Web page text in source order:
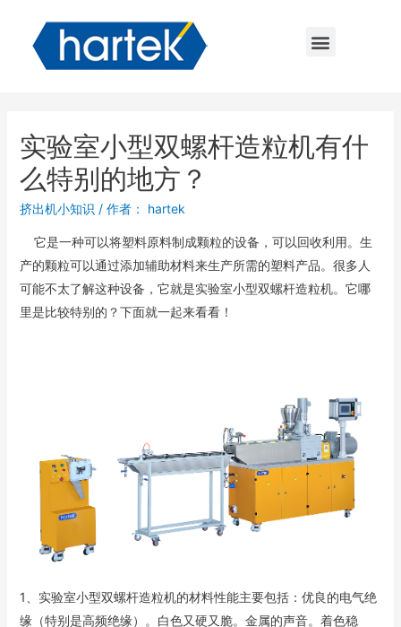
实验室小型双螺杆造粒机有什
么特别的地方？
挤出机小知识 / 作者： hartek
它是一种可以将塑料原料制成颗粒的设备，可以回收利用。生
产的颗粒可以通过添加辅助材料来生产所需的塑料产品。很多人
可能不太了解这种设备，它就是实验室小型双螺杆造粒机。它哪
里是比较特别的？下面就一起来看看！
1、实验室小型双螺杆造粒机的材料性能主要包括：优良的电气绝
缘（特别是高频绝缘）。白色又硬又脆。金属的声音。着色稳